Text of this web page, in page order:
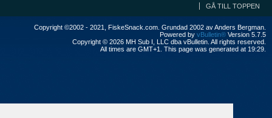
GÅ TILL TOPPEN
Copyright ©2002 - 2021, FiskeSnack.com. Grundad 2002 av Anders Bergman.
Powered by vBulletin® Version 5.7.5
Copyright © 2026 MH Sub I, LLC dba vBulletin. All rights reserved.
All times are GMT+1. This page was generated at 19:29.